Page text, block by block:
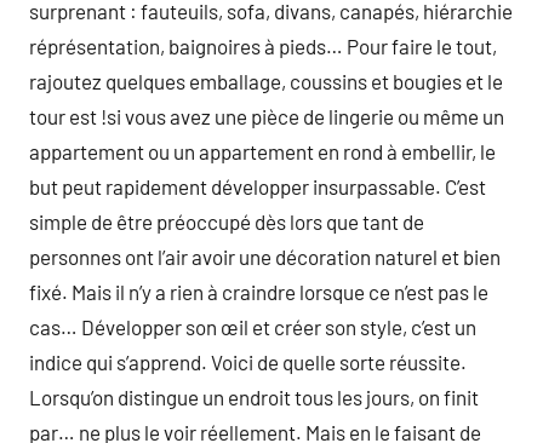
surprenant : fauteuils, sofa, divans, canapés, hiérarchie
réprésentation, baignoires à pieds… Pour faire le tout,
rajoutez quelques emballage, coussins et bougies et le
tour est !si vous avez une pièce de lingerie ou même un
appartement ou un appartement en rond à embellir, le
but peut rapidement développer insurpassable. C’est
simple de être préoccupé dès lors que tant de
personnes ont l’air avoir une décoration naturel et bien
fixé. Mais il n’y a rien à craindre lorsque ce n’est pas le
cas… Développer son œil et créer son style, c’est un
indice qui s’apprend. Voici de quelle sorte réussite.
Lorsqu’on distingue un endroit tous les jours, on finit
par… ne plus le voir réellement. Mais en le faisant de